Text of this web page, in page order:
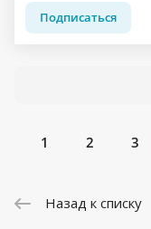
Подписаться
1 2 3
Назад к списку